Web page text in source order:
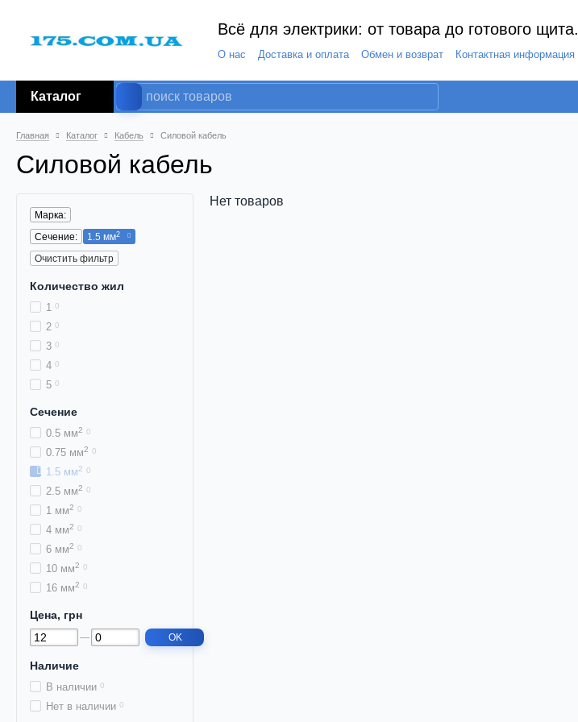
Всё для электрики: от товара до готового щита.
О нас Доставка и оплата Обмен и возврат Контактная информация
Каталог
Главная Каталог Кабель Силовой кабель
Силовой кабель
Нет товаров
Марка:
Сечение:
1.5 мм2
Очистить фильтр
Количество жил
1 0
2 0
3 0
4 0
5 0
Сечение
0.5 мм2 0
0.75 мм2 0
1.5 мм2 0
2.5 мм2 0
1 мм2 0
4 мм2 0
6 мм2 0
10 мм2 0
16 мм2 0
Цена, грн
OK
Наличие
В наличии 0
Нет в наличии 0